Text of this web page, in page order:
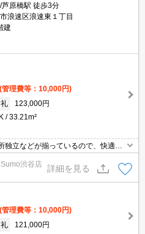
原橋駅 徒歩3分
浪速区浪速東１丁目
建
(管理費等：10,000円)
礼
123,000円
33.21m²
立などが揃っているので、快適に
。セキュリティ面は、TVインターホ
いるので安心して生活できます。共
24時間OKなどが揃っており、と
風良好な空間です。
渋谷店
詳細を見る
(管理費等：10,000円)
礼
121,000円